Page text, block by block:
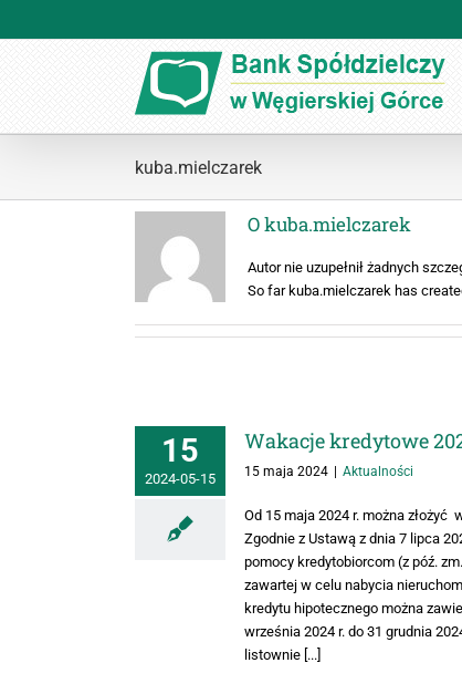
kuba.mielczarek
Okuba.mielczarek
Autor nie uzupełnił żadnych
So far kuba.mielczarek has
15
2024-05-15
Wakacje kredytowe
15 maja 2024 Aktualności
Od 15 maja 2024 r. można
Zgodnie z Ustawą z dnia 7 lipca
pomocy kredytobiorcom (z póź.
zawartej w celu nabycia
kredytu hipotecznego można
września 2024 r. do 31 grudnia
listownie [...]